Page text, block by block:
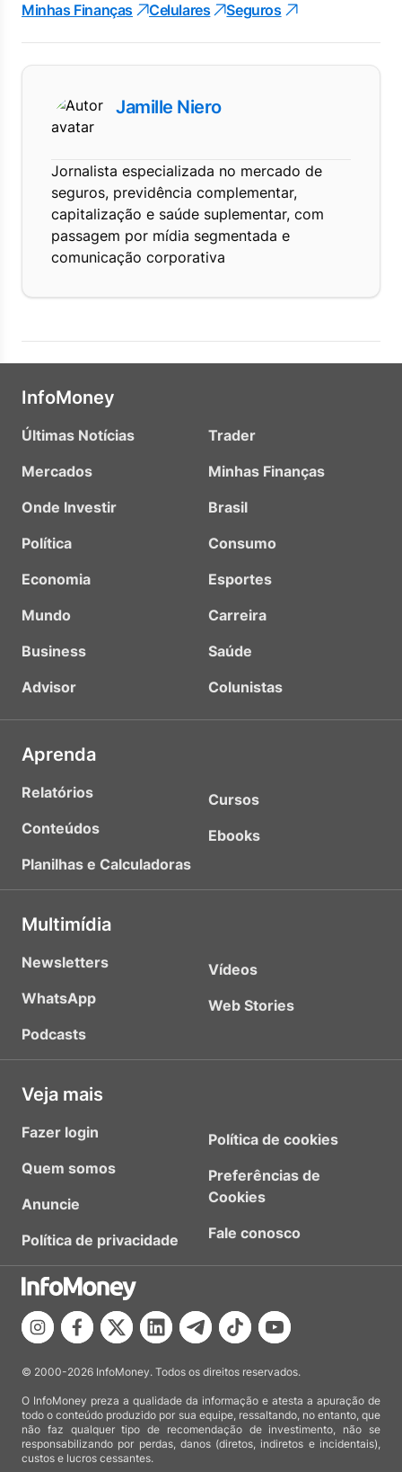
Minhas Finanças Celulares Seguros
Jamille Niero
Jornalista especializada no mercado de
seguros, previdência complementar,
capitalização e saúde suplementar, com
passagem por mídia segmentada e
comunicação corporativa
InfoMoney
Últimas Notícias
Mercados
Onde Investir
Política
Economia
Mundo
Business
Advisor
Trader
Minhas Finanças
Brasil
Consumo
Esportes
Carreira
Saúde
Colunistas
Aprenda
Relatórios
Conteúdos
Planilhas e Calculadoras
Cursos
Ebooks
Multimídia
Newsletters
WhatsApp
Podcasts
Vídeos
Web Stories
Veja mais
Fazer login
Quem somos
Anuncie
Política de privacidade
Política de cookies
Preferências de
Cookies
Fale conosco
© 2000-2026 InfoMoney. Todos os direitos reservados.
O InfoMoney preza a qualidade da informação e atesta a apuração de
todo o conteúdo produzido por sua equipe, ressaltando, no entanto, que
não faz qualquer tipo de recomendação de investimento, não se
responsabilizando por perdas, danos (diretos, indiretos e incidentais),
custos e lucros cessantes.